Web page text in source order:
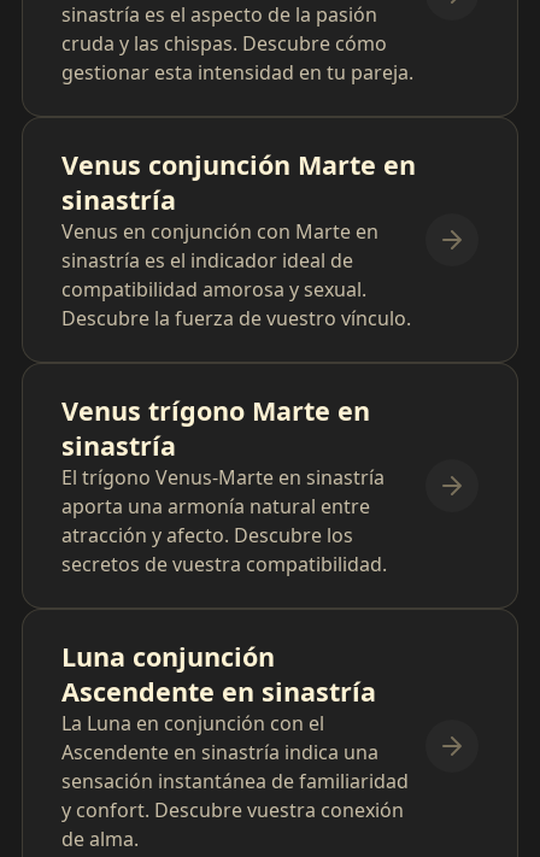
sinastría es el aspecto de la pasión
cruda y las chispas. Descubre cómo
gestionar esta intensidad en tu pareja.
Venus conjunción Marte en
sinastría
Venus en conjunción con Marte en
sinastría es el indicador ideal de
compatibilidad amorosa y sexual.
Descubre la fuerza de vuestro vínculo.
Venus trígono Marte en
sinastría
El trígono Venus-Marte en sinastría
aporta una armonía natural entre
atracción y afecto. Descubre los
secretos de vuestra compatibilidad.
Luna conjunción
Ascendente en sinastría
La Luna en conjunción con el
Ascendente en sinastría indica una
sensación instantánea de familiaridad
y confort. Descubre vuestra conexión
de alma.